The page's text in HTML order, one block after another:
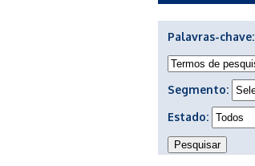
Palavras-chave:
Segmento:
Estado: